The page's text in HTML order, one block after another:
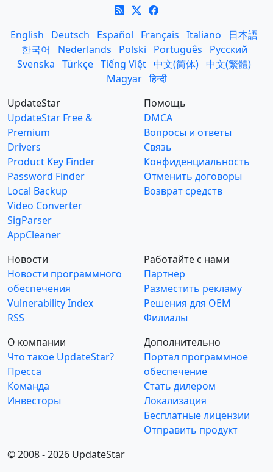
English Deutsch Español Français Italiano
日本語
한국어
Nederlands Polski Português
Русский
Svenska Türkçe Tiếng Việt 中文(简体) 中文(繁體)
Magyar हिन्दी
UpdateStar
UpdateStar Free &
Premium
Drivers
Product Key Finder
Password Finder
Local Backup
Video Converter
SigParser
AppCleaner
Помощь
DMCA
Вопросы и ответы
Связь
Конфиденциальность
Отменить договоры
Возврат средств
Новости
Новости программного
обеспечения
Vulnerability Index
RSS
Работайте с нами
Партнер
Разместить рекламу
Решения для OEM
Филиалы
О компании
Что такое UpdateStar?
Пресса
Команда
Инвесторы
Дополнительно
Портал программное
обеспечение
Стать дилером
Локализация
Бесплатные лицензии
Отправить продукт
© 2008 - 2026 UpdateStar